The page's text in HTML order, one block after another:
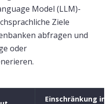
Model (LLM)-
Ziele
abfragen und
oder
Einschränkung im